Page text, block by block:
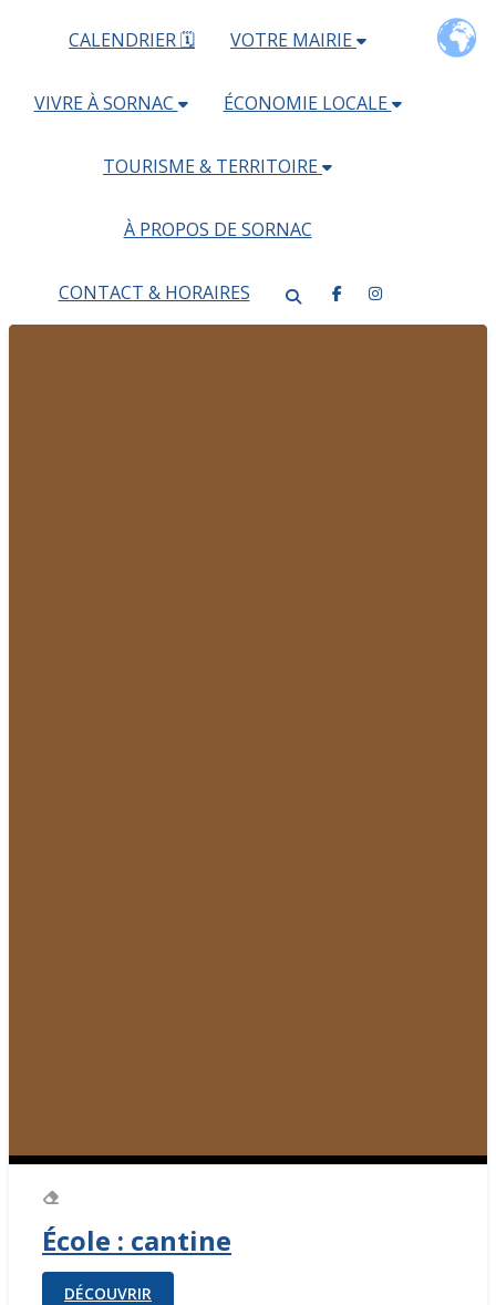
CALENDRIER 🗓 VOTRE MAIRIE
VIVRE À SORNAC ÉCONOMIE LOCALE
TOURISME & TERRITOIRE
À PROPOS DE SORNAC
CONTACT & HORAIRES
École : cantine
DÉCOUVRIR